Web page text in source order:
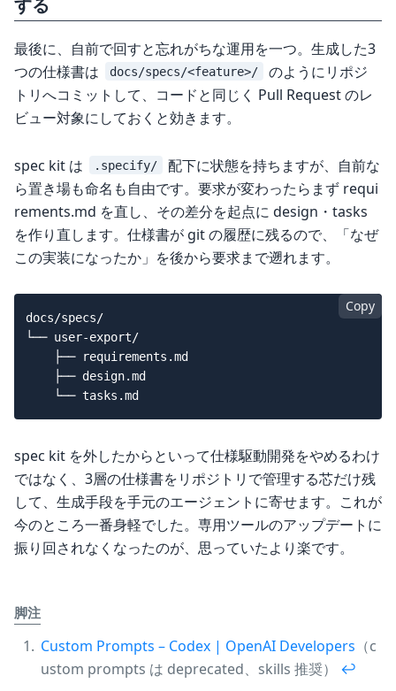
する
最後に、自前で回すと忘れがちな運用を一つ。生成した3
つの仕様書は
docs/specs/<feature>/
のようにリポジ
トリへコミットして、コードと同じく Pull Request のレ
ビュー対象にしておくと効きます。
spec kit は .specify/
配下に状態を持ちますが、自前な
ら置き場も命名も自由です。要求が変わったらまず requi
rements.md を直し、その差分を起点に design・tasks
を作り直します。仕様書が git の履歴に残るので、「なぜ
この実装になったか」を後から要求まで遡れます。
Copy
docs/specs/
└── user-export/
    ├── requirements.md
    ├── design.md
spec kit を外したからといって仕様駆動開発をやめるわけ
ではなく、3層の仕様書をリポジトリで管理する芯だけ残
して、生成手段を手元のエージェントに寄せます。これが
今のところ一番身軽でした。専用ツールのアップデートに
振り回されなくなったのが、思っていたより楽です。
脚注
Custom Prompts – Codex | OpenAI Developers （c
ustom prompts は deprecated、skills 推奨） ↩︎